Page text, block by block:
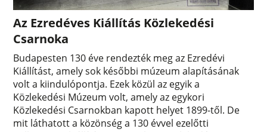
Az Ezredéves Kiállítás Közlekedési
Csarnoka
Budapesten 130 éve rendezték meg az Ezredévi
Kiállítást, amely sok későbbi múzeum alapításának
volt a kiindulópontja. Ezek közül az egyik a
Közlekedési Múzeum volt, amely az egykori
Közlekedési Csarnokban kapott helyet 1899-től. De
mit láthatott a közönség a 130 évvel ezelőtti